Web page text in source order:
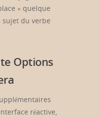
« quelque
sujet du verbe
Options
réactive,